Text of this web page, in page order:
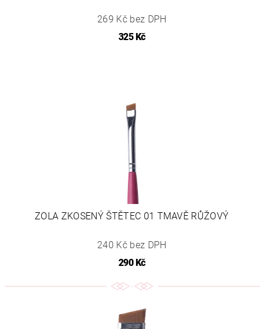
269 Kč bez DPH
325 Kč
ZOLA ZKOSENÝ ŠTĚTEC 01 TMAVĚ RŮŽOVÝ
240 Kč bez DPH
290 Kč